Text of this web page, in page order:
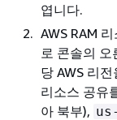
엽니다.
AWS RAM
로 콘솔의 오
당 AWS 리
리소스 공유
아 북부),